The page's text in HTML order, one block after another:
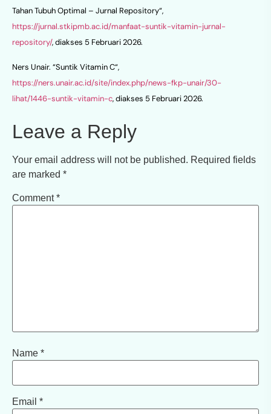
Tahan Tubuh Optimal – Jurnal Repository“,
https://jurnal.stkipmb.ac.id/manfaat-suntik-vitamin-jurnal-
repository/, diakses 5 Februari 2026.
Ners Unair. “Suntik Vitamin C“,
https://ners.unair.ac.id/site/index.php/news-fkp-unair/30-
lihat/1446-suntik-vitamin-c, diakses 5 Februari 2026.
Leave a Reply
Your email address will not be published. Required fields
are marked *
Comment*
Name *
Email *